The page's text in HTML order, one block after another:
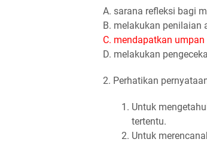
A. sarana refleksi bagi
B. melakukan penilaian
C. mendapatkan
D. melakukan
2. Perhatikan
Untuk
tertentu.
Untuk